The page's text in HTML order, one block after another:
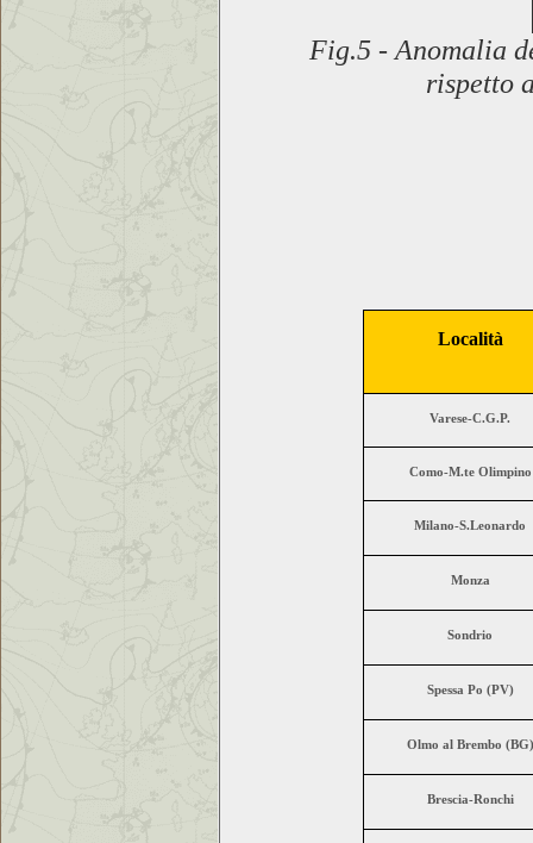
Fig.5 - Anomalia
rispetto
Località
Varese-C.G.P.
Como-M.te Olimpino
Milano-S.Leonardo
Monza
Sondrio
Spessa Po (PV)
Olmo al Brembo (BG)
Brescia-Ronchi